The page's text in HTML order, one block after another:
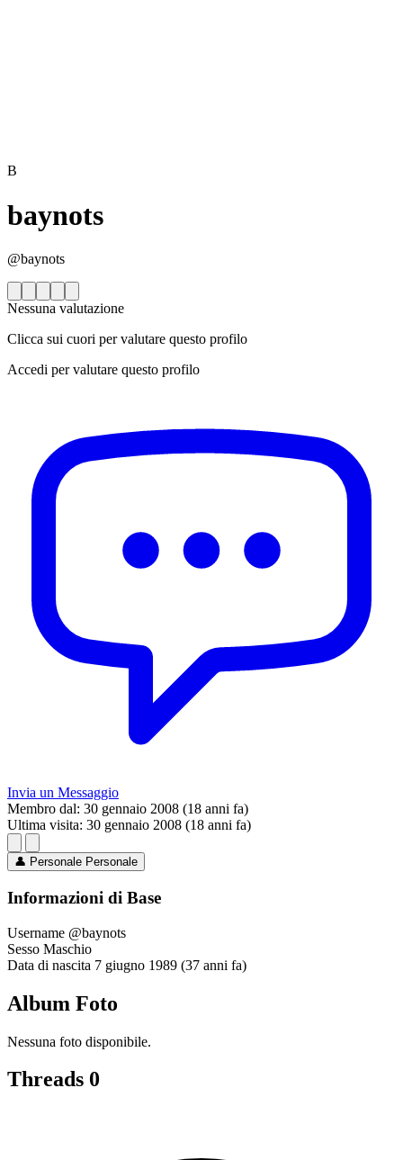
B
baynots
@baynots
Nessuna valutazione
Clicca sui cuori per valutare questo profilo
Accedi per valutare questo profilo
Invia un Messaggio
Membro dal: 30 gennaio 2008 (18 anni fa)
Ultima visita: 30 gennaio 2008 (18 anni fa)
👤 Personale Personale
Informazioni di Base
Username @baynots
Sesso Maschio
Data di nascita 7 giugno 1989 (37 anni fa)
Album Foto
Nessuna foto disponibile.
Threads 0